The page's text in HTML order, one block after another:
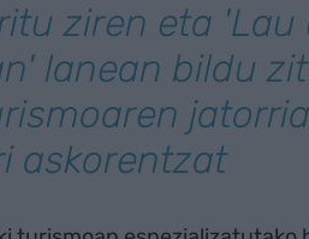
ziren eta 'Lau
lanean bildu
askorentzat